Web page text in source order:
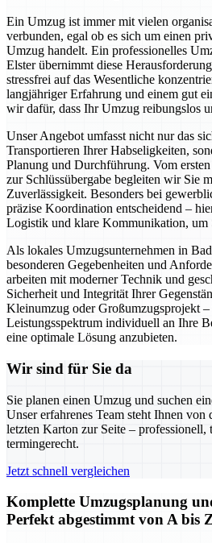
Ein Umzug ist immer mit vielen
verbunden, egal ob es sich um einen
Umzug handelt. Ein professionelles
Elster übernimmt diese
stressfrei auf das Wesentliche
langjähriger Erfahrung und einem gut
wir dafür, dass Ihr Umzug reibungslos
Unser Angebot umfasst nicht nur das
Transportieren Ihrer Habseligkeiten,
Planung und Durchführung. Vom
zur Schlüssübergabe begleiten wir Sie
Zuverlässigkeit. Besonders bei
präzise Koordination entscheidend –
Logistik und klare Kommunikation, um
Als lokales Umzugsunternehmen in
besonderen Gegebenheiten und
arbeiten mit moderner Technik und
Sicherheit und Integrität Ihrer
Kleinumzug oder Großumzugsprojekt –
Leistungsspektrum individuell an Ihre
eine optimale Lösung anzubieten.
Wir sind für Sie da
Sie planen einen Umzug und suchen
Unser erfahrenes Team steht Ihnen von
letzten Karton zur Seite – professionell,
termingerecht.
Jetzt schnell vergleichen
Komplette Umzugsplanung
Perfekt abgestimmt von A bis